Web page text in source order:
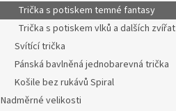
Trička s potiskem temné fantasy
Trička s potiskem vlků a dalších zvířat
Svítící trička
Pánská bavlněná jednobarevná trička
Košile bez rukávů Spiral
Nadměrné velikosti